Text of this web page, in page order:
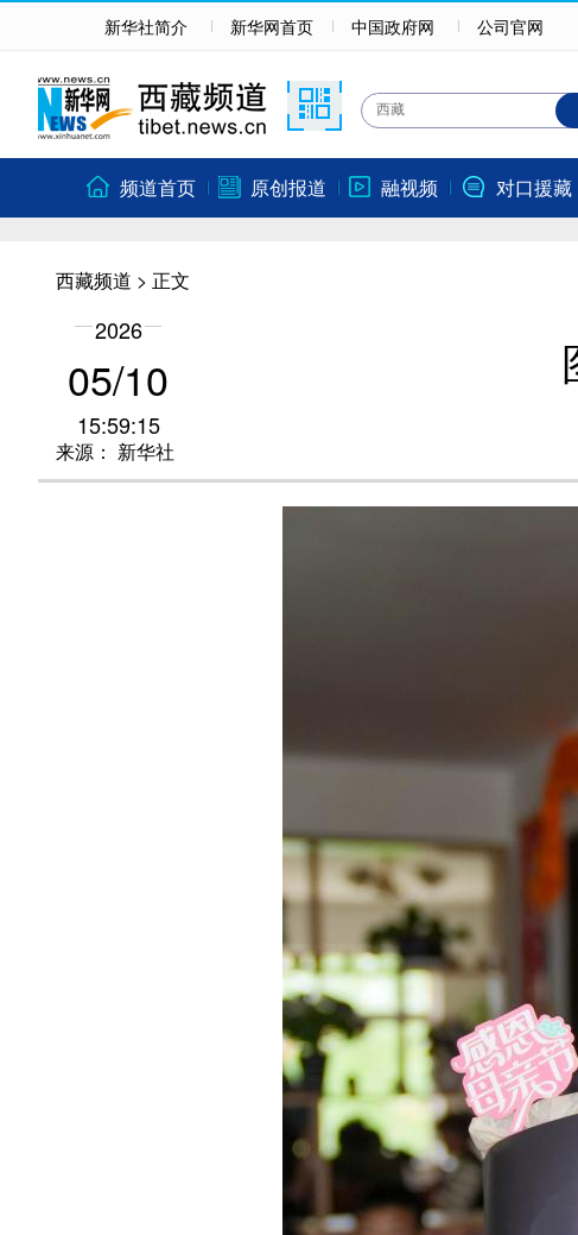
新华社简介 新华网首页 中国政府网 公司官网
频道首页 原创报道 融视频 对口援藏
西藏频道 > 正文
2026
05/10
15:59:15
来源： 新华社